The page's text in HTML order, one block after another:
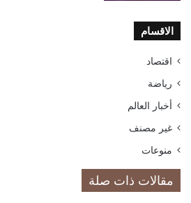
الاقسام
اقتصاد
رياضة
أخبار العالم
غير مصنف
منوعات
مقالات ذات صلة